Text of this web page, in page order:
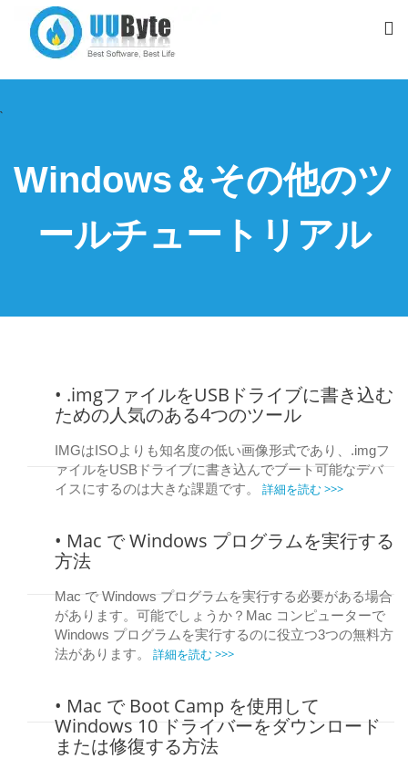
`
Windows＆その他のツ
ールチュートリアル
• .imgファイルをUSBドライブに書き込む
ための人気のある4つのツール
IMGはISOよりも知名度の低い画像形式であり、.imgフ
ァイルをUSBドライブに書き込んでブート可能なデバ
イスにするのは大きな課題です。
詳細を読む >>>
• Mac で Windows プログラムを実行する
方法
Mac で Windows プログラムを実行する必要がある場合
があります。可能でしょうか？Mac コンピューターで
Windows プログラムを実行するのに役立つ3つの無料方
法があります。
詳細を読む >>>
• Mac で Boot Camp を使用して
Windows 10 ドライバーをダウンロード
または修復する方法